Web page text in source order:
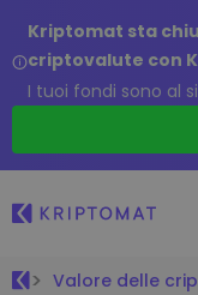
Kriptomat sta
criptovalute con
I tuoi fondi sono al
Valore delle